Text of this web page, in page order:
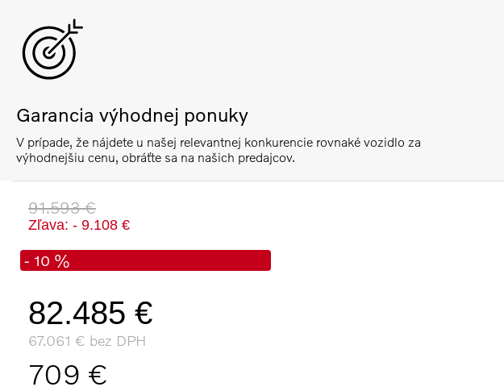
Garancia výhodnej ponuky
V prípade, že nájdete u našej relevantnej konkurencie rovnaké vozidlo za
výhodnejšiu cenu, obráťte sa na našich predajcov.
91.593 €
Zľava: - 9.108 €
- 10 %
82.485 €
67.061 € bez DPH
709 €